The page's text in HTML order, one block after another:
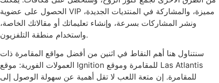
الحصول على عضوية VIP مميزة، والمشاركة في المنتديات الجديدة،
ونشر المشاركات بسرعة، وإنشاء تعليماتك أو مقالاتك الخاصة،
واستخدام منطقة التلفزيون.
سنتناول هنا أهم النقاط في اثنين من أفضل مواقع المقامرة ذات
العمولات الفورية: موقع Ignition للمقامرة وموقع Las Atlantis
للمقامرة. إن متعة اللعب لا تقل أهمية عن سهولة الوصول إلى